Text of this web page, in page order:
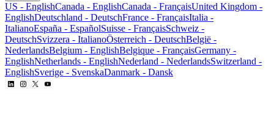
US - EnglishCanada - EnglishCanada - FrançaisUnited Kingdom -
EnglishDeutschland - DeutschFrance - FrançaisItalia -
ItalianoEspaña - EspañolSuisse - FrançaisSchweiz -
DeutschSvizzera - ItalianoÖsterreich - DeutschBelgië -
NederlandsBelgium - EnglishBelgique - FrançaisGermany -
EnglishNetherlands - EnglishNederland - NederlandsSwitzerland -
EnglishSverige - SvenskaDanmark - Dansk